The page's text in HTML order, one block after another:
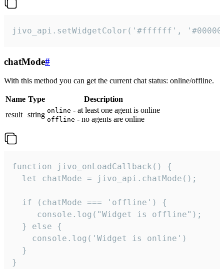
jivo_api.setWidgetColor('#ffffff',
chatMode#
With this method you can get the current chat status: online/offline.
Name Type
Description
result string online - at least one agent is online
offline - no agents are online
function jivo_onLoadCallback() {
  let chatMode = jivo_api.chatMode();
  if (chatMode === 'offline') {
     console.log("Widget is offline");
  } else {
    console.log('Widget is online')
  }
}